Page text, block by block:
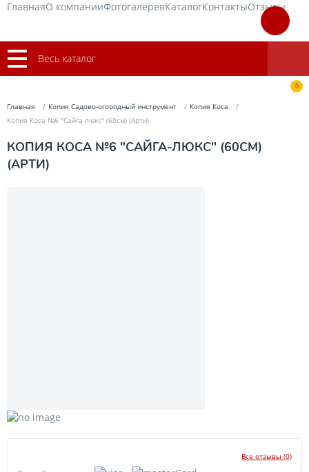
ГлавнаяО компанииФотогалереяКаталогКонтактыОтзывы
Весь каталог
0
Главная Копия Садово-огородный инструмент
Копия Коса
Копия Коса №6 "Сайга-люкс" (60см) (Арти)
КОПИЯ КОСА №6 "САЙГА-ЛЮКС" (60СМ)
(АРТИ)
Все отзывы (0)